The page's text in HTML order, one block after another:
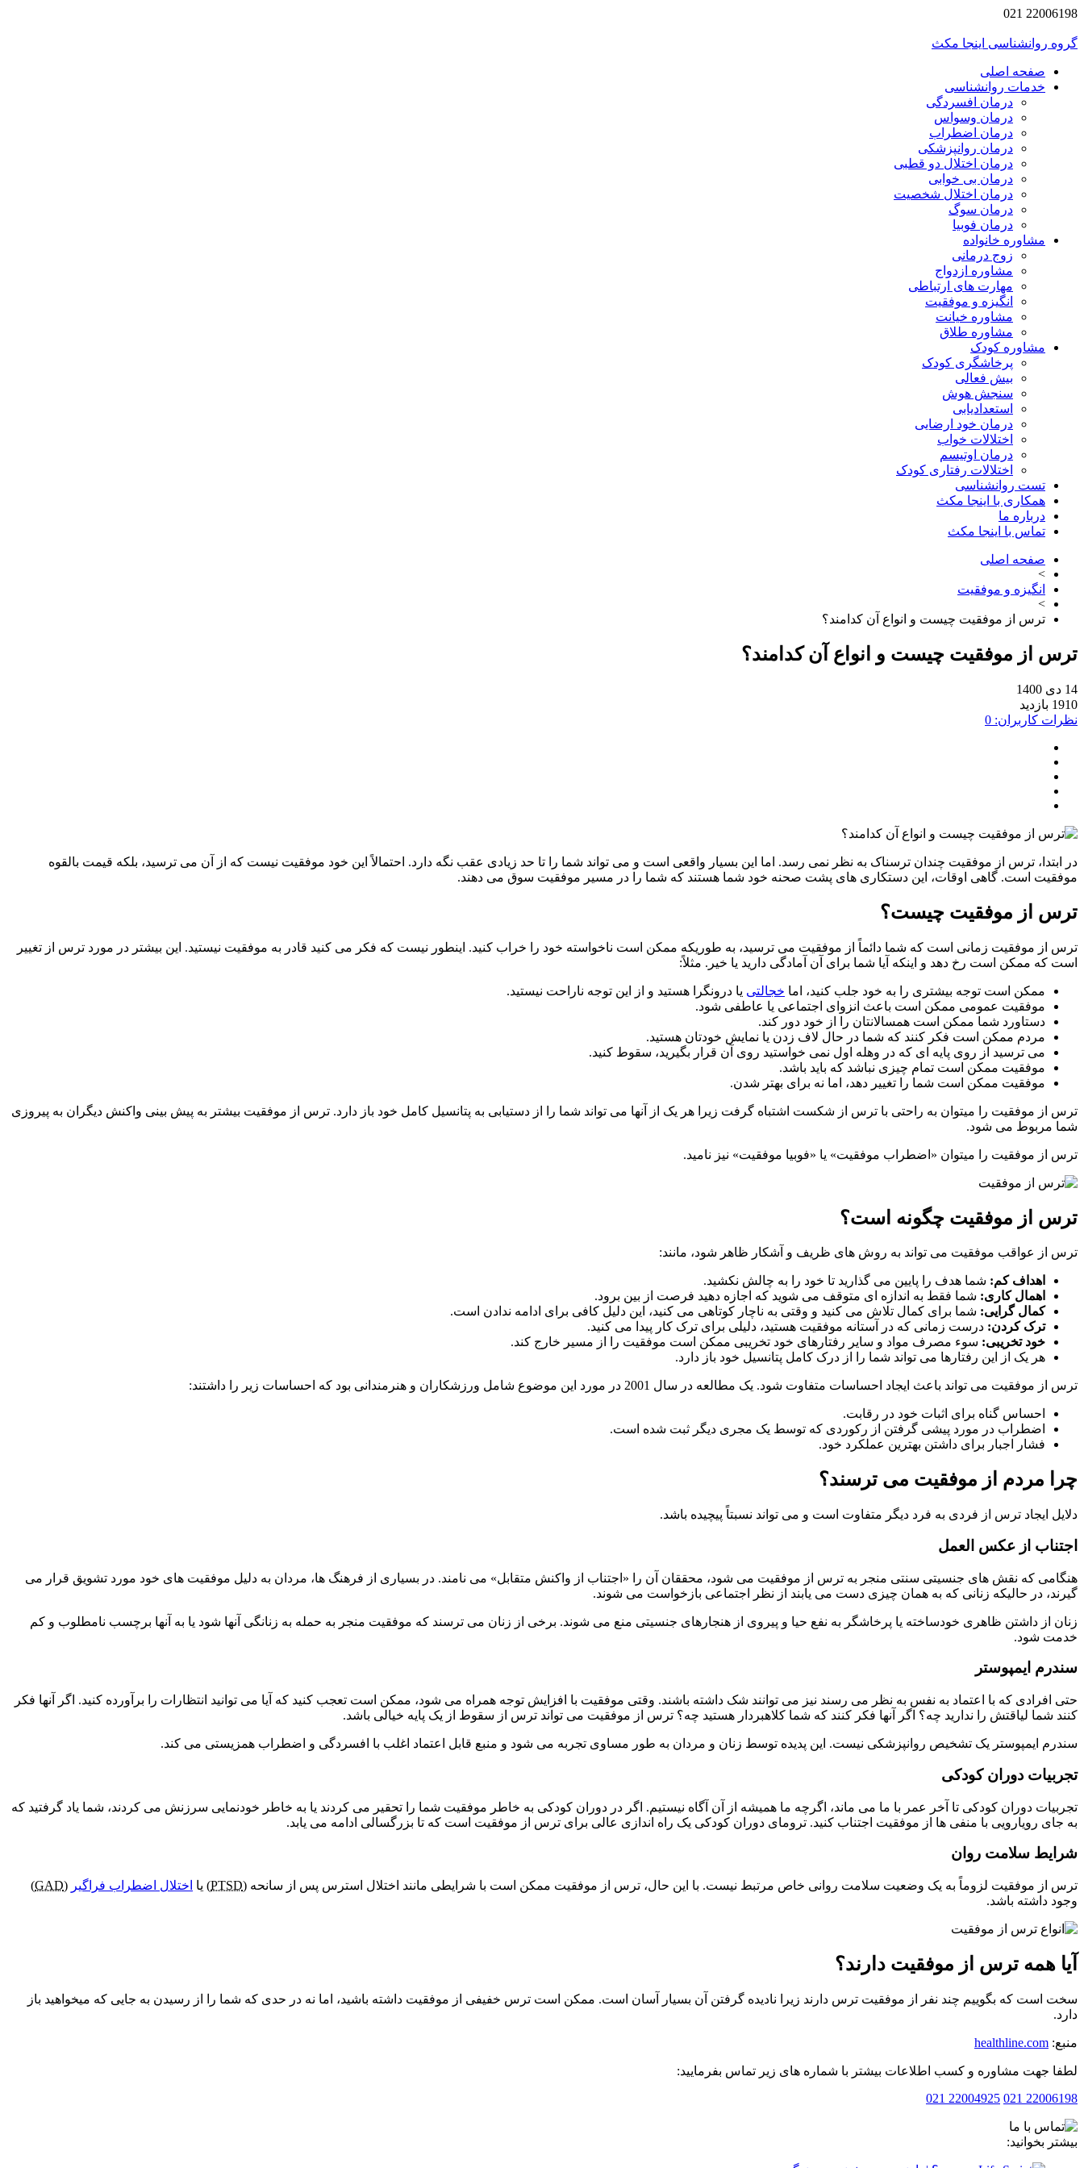
22006198 021
گروه روانشناسی اینجا مکث
صفحه اصلی
خدمات روانشناسی
درمان افسردگی
درمان وسواس
درمان اضطراب
درمان روانپزشکی
درمان اختلال دو قطبی
درمان بی خوابی
درمان اختلال شخصیت
درمان سوگ
درمان فوبیا
مشاوره خانواده
زوج درمانی
مشاوره ازدواج
مهارت های ارتباطی
انگیزه و موفقیت
مشاوره خیانت
مشاوره طلاق
مشاوره کودک
پرخاشگری کودک
بیش فعالی
سنجش هوش
استعدادیابی
درمان خود ارضایی
اختلالات خواب
درمان اوتیسم
اختلالات رفتاری کودک
تست روانشناسی
همکاری با اینجا مکث
درباره ما
تماس با اینجا مکث
صفحه اصلی
>
انگیزه و موفقیت
>
ترس از موفقیت چیست و انواع آن کدامند؟
ترس از موفقیت چیست و انواع آن کدامند؟
14 دی 1400
1910 بازدید
نظرات کاربران: 0
در ابتدا، ترس از موفقیت چندان ترسناک به نظر نمی رسد. اما این بسیار واقعی است و می تواند شما را تا حد زیادی عقب نگه دارد. احتمالاً این خود موفقیت نیست که از آن می ترسید، بلکه قیمت بالقوه
موفقیت است. گاهی اوقات، این دستکاری های پشت صحنه خود شما هستند که شما را در مسیر موفقیت سوق می دهند.
ترس از موفقیت چیست؟
ترس از موفقیت زمانی است که شما دائماً از موفقیت می ترسید، به طوریکه ممکن است ناخواسته خود را خراب کنید. اینطور نیست که فکر می کنید قادر به موفقیت نیستید. این بیشتر در مورد ترس از تغییر
است که ممکن است رخ دهد و اینکه آیا شما برای آن آمادگی دارید یا خیر. مثلاً:
ممکن است توجه بیشتری را به خود جلب کنید، اما خجالتی یا درونگرا هستید و از این توجه ناراحت نیستید.
موفقیت عمومی ممکن است باعث انزوای اجتماعی یا عاطفی شود.
دستاورد شما ممکن است همسالانتان را از خود دور کند.
مردم ممکن است فکر کنند که شما در حال لاف زدن یا نمایش خودتان هستید.
می ترسید از روی پایه ای که در وهله اول نمی خواستید روی آن قرار بگیرید، سقوط کنید.
موفقیت ممکن است تمام چیزی نباشد که باید باشد.
موفقیت ممکن است شما را تغییر دهد، اما نه برای بهتر شدن.
ترس از موفقیت را میتوان به راحتی با ترس از شکست اشتباه گرفت زیرا هر یک از آنها می تواند شما را از دستیابی به پتانسیل کامل خود باز دارد. ترس از موفقیت بیشتر به پیش بینی واکنش دیگران به پیروزی
شما مربوط می شود.
ترس از موفقیت را میتوان «اضطراب موفقیت» یا «فوبیا موفقیت» نیز نامید.
ترس از موفقیت چگونه است؟
ترس از عواقب موفقیت می تواند به روش های ظریف و آشکار ظاهر شود، مانند:
اهداف کم: شما هدف را پایین می گذارید تا خود را به چالش نکشید.
اهمال کاری: شما فقط به اندازه ای متوقف می شوید که اجازه دهید فرصت از بین برود.
کمال گرایی: شما برای کمال تلاش می کنید و وقتی به ناچار کوتاهی می کنید، این دلیل کافی برای ادامه ندادن است.
ترک کردن: درست زمانی که در آستانه موفقیت هستید، دلیلی برای ترک کار پیدا می کنید.
خود تخریبی: سوء مصرف مواد و سایر رفتارهای خود تخریبی ممکن است موفقیت را از مسیر خارج کند.
هر یک از این رفتارها می تواند شما را از درک کامل پتانسیل خود باز دارد.
ترس از موفقیت می تواند باعث ایجاد احساسات متفاوت شود. یک مطالعه در سال 2001 در مورد این موضوع شامل ورزشکاران و هنرمندانی بود که احساسات زیر را داشتند:
احساس گناه برای اثبات خود در رقابت.
اضطراب در مورد پیشی گرفتن از رکوردی که توسط یک مجری دیگر ثبت شده است.
فشار اجبار برای داشتن بهترین عملکرد خود.
چرا مردم از موفقیت می ترسند؟
دلایل ایجاد ترس از فردی به فرد دیگر متفاوت است و می تواند نسبتاً پیچیده باشد.
اجتناب از عکس العمل
هنگامی که نقش های جنسیتی سنتی منجر به ترس از موفقیت می شود، محققان آن را «اجتناب از واکنش متقابل» می نامند. در بسیاری از فرهنگ ها، مردان به دلیل موفقیت های خود مورد تشویق قرار می
گیرند، در حالیکه زنانی که به همان چیزی دست می یابند از نظر اجتماعی بازخواست می شوند.
زنان از داشتن ظاهری خودساخته یا پرخاشگر به نفع حیا و پیروی از هنجارهای جنسیتی منع می شوند. برخی از زنان می ترسند که موفقیت منجر به حمله به زنانگی آنها شود یا به آنها برچسب نامطلوب و کم
خدمت شود.
سندرم ایمپوستر
حتی افرادی که با اعتماد به نفس به نظر می رسند نیز می توانند شک داشته باشند. وقتی موفقیت با افزایش توجه همراه می شود، ممکن است تعجب کنید که آیا می توانید انتظارات را برآورده کنید. اگر آنها فکر
کنند شما لیاقتش را ندارید چه؟ اگر آنها فکر کنند که شما کلاهبردار هستید چه؟ ترس از موفقیت می تواند ترس از سقوط از یک پایه خیالی باشد.
سندرم ایمپوستر یک تشخیص روانپزشکی نیست. این پدیده توسط زنان و مردان به طور مساوی تجربه می شود و منبع قابل اعتماد اغلب با افسردگی و اضطراب همزیستی می کند.
تجربیات دوران کودکی
تجربیات دوران کودکی تا آخر عمر با ما می ماند، اگرچه ما همیشه از آن آگاه نیستیم. اگر در دوران کودکی به خاطر موفقیت شما را تحقیر می کردند یا به خاطر خودنمایی سرزنش می کردند، شما یاد گرفتید که
به جای رویارویی با منفی ها از موفقیت اجتناب کنید. ترومای دوران کودکی یک راه اندازی عالی برای ترس از موفقیت است که تا بزرگسالی ادامه می یابد.
شرایط سلامت روان
ترس از موفقیت لزوماً به یک وضعیت سلامت روانی خاص مرتبط نیست. با این حال، ترس از موفقیت ممکن است با شرایطی مانند اختلال استرس پس از سانحه (PTSD) یا اختلال اضطراب فراگیر (
GAD
)
وجود داشته باشد.
آیا همه ترس از موفقیت دارند؟
سخت است که بگوییم چند نفر از موفقیت ترس دارند زیرا نادیده گرفتن آن بسیار آسان است. ممکن است ترس خفیفی از موفقیت داشته باشید، اما نه در حدی که شما را از رسیدن به جایی که میخواهید باز
دارد.
منبع: healthline.com
لطفا جهت مشاوره و کسب اطلاعات بیشتر با شماره های زیر تماس بفرمایید:
22006198 021
22004925 021
بیشتر بخوانید: